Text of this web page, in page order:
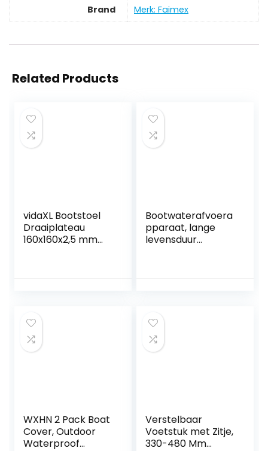
Brand Merk: Faimex
Related Products
vidaXL Bootstoel
Draaiplateau
160x160x2,5 mm
Bootwaterafvoera
pparaat, lange
levensduur
jachten voor
glasvezeljacht
WXHN 2 Pack Boat
Cover, Outdoor
Waterproof
Verstelbaar
Voetstuk met Zitje,
330-480 Mm